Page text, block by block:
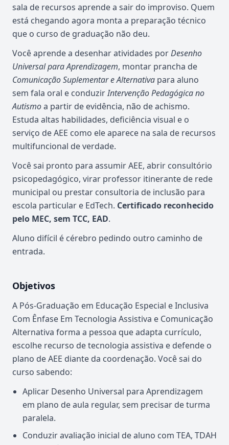
sala de recursos aprende a sair do improviso. Quem
está chegando agora monta a preparação técnico
que o curso de graduação não deu.
Você aprende a desenhar atividades porDesenho
Universal para Aprendizagem, montar prancha de
Comunicação Suplementar e Alternativa para aluno
sem fala oral e conduzirIntervenção Pedagógica no
Autismoa partir de evidência, não de achismo.
Estuda altas habilidades, deficiência visual e o
serviço de AEE como ele aparece na sala de recursos
multifuncional de verdade.
Você sai pronto para assumir AEE, abrir consultório
psicopedagógico, virar professor itinerante de rede
municipal ou prestar consultoria de inclusão para
escola particular e EdTech. Certificado reconhecido
pelo MEC, sem TCC, EAD.
Aluno difícil é cérebro pedindo outro caminho de
entrada.
Objetivos
A Pós-Graduação em Educação Especial e Inclusiva
Com Ênfase Em Tecnologia Assistiva e Comunicação
Alternativa forma a pessoa que adapta currículo,
escolhe recurso de tecnologia assistiva e defende o
plano de AEE diante da coordenação. Você sai do
curso sabendo:
Aplicar Desenho Universal para Aprendizagem
em plano de aula regular, sem precisar de turma
paralela.
Conduzir avaliação inicial de aluno com TEA, TDAH